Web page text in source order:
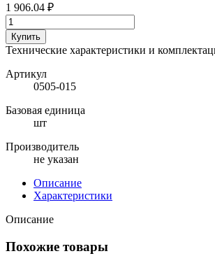
1 906.04 ₽
Купить
Технические характеристики и
Артикул
0505-015
Базовая единица
шт
Производитель
не указан
Описание
Характеристики
Описание
Похожие товары